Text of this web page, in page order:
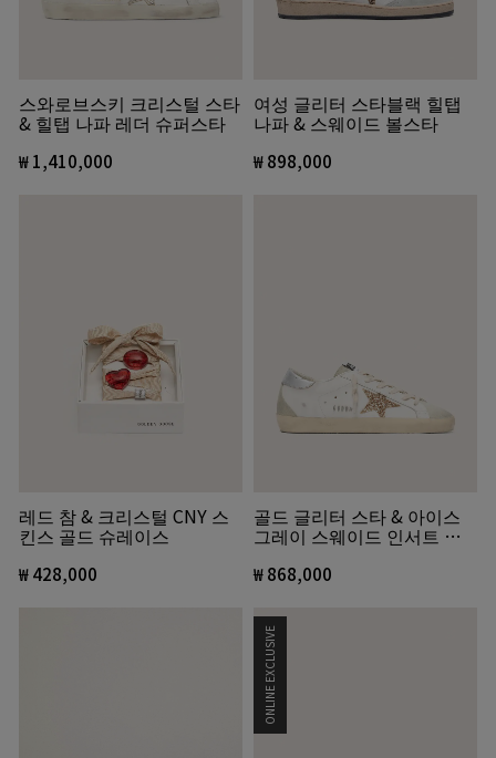
스와로브스키 크리스털 스타
& 힐탭 나파 레더 슈퍼스타
₩ 1,410,000
여성 글리터 스타블랙 힐탭
나파 & 스웨이드 볼스타
₩ 898,000
레드 참 & 크리스털 CNY 스
킨스 골드 슈레이스
₩ 428,000
골드 글리터 스타 & 아이스
그레이 스웨이드 인서트 슈
₩ 868,000
ONLINE EXCLUSIVE